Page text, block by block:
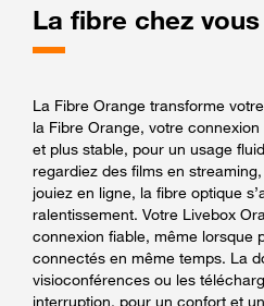
La fibre chez vous
La Fibre Orange transforme
la Fibre Orange, votre
et plus stable, pour un usage
regardiez des films en
jouiez en ligne, la fibre optique
ralentissement. Votre Livebox
connexion fiable, même lorsque
connectés en même temps. La
visioconférences ou les
interruption, pour un confort et